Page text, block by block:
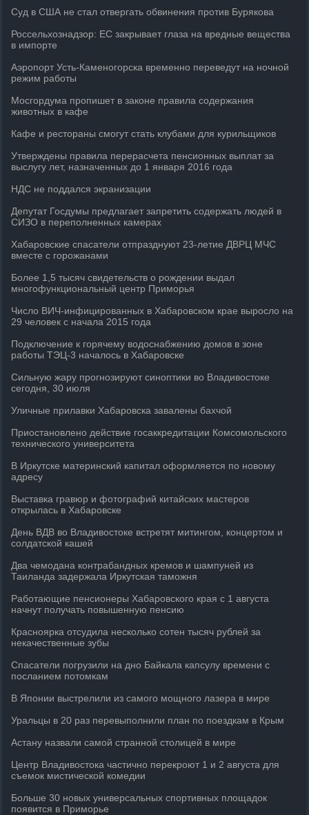
Суд в США не стал отвергать обвинения против Бурякова
Россельхознадзор: ЕС закрывает глаза на вредные вещества
в импорте
Аэропорт Усть-Каменогорска временно переведут на ночной
режим работы
Мосгордума пропишет в законе правила содержания
животных в кафе
Кафе и рестораны смогут стать клубами для курильщиков
Утверждены правила перерасчета пенсионных выплат за
выслугу лет, назначенных до 1 января 2016 года
НДС не поддался экранизации
Депутат Госдумы предлагает запретить содержать людей в
СИЗО в переполненных камерах
Хабаровские спасатели отпразднуют 23-летие ДВРЦ МЧС
вместе с горожанами
Более 1,5 тысяч свидетельств о рождении выдал
многофункциональный центр Приморья
Число ВИЧ-инфицированных в Хабаровском крае выросло на
29 человек с начала 2015 года
Подключение к горячему водоснабжению домов в зоне
работы ТЭЦ-3 началось в Хабаровске
Сильную жару прогнозируют синоптики во Владивостоке
сегодня, 30 июля
Уличные прилавки Хабаровска завалены бахчой
Приостановлено действие госаккредитации Комсомольского
технического университета
В Иркутске материнский капитал оформляется по новому
адресу
Выставка гравюр и фотографий китайских мастеров
открылась в Хабаровске
День ВДВ во Владивостоке встретят митингом, концертом и
солдатской кашей
Два чемодана контрабандных кремов и шампуней из
Таиланда задержала Иркутская таможня
Работающие пенсионеры Хабаровского края с 1 августа
начнут получать повышенную пенсию
Красноярка отсудила несколько сотен тысяч рублей за
некачественные зубы
Спасатели погрузили на дно Байкала капсулу времени с
посланием потомкам
В Японии выстрелили из самого мощного лазера в мире
Уральцы в 20 раз перевыполнили план по поездкам в Крым
Астану назвали самой странной столицей в мире
Центр Владивостока частично перекроют 1 и 2 августа для
съемок мистической комедии
Больше 30 новых универсальных спортивных площадок
появится в Приморье